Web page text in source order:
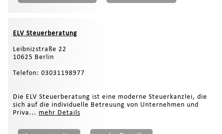
ELV Steuerberatung
Leibnizstraße 22
10625 Berlin
Telefon: 03031198977
Die ELV Steuerberatung ist eine moderne Steuerkanzlei, die
sich auf die individuelle Betreuung von Unternehmen und
Priva... mehr Details